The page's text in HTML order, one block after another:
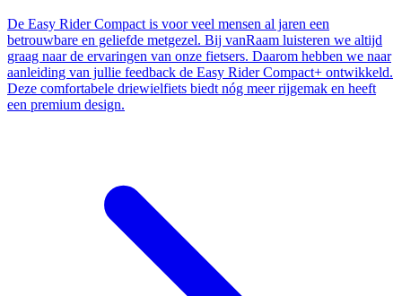
De Easy Rider Compact is voor veel mensen al jaren een
betrouwbare en geliefde metgezel. Bij vanRaam luisteren we altijd
graag naar de ervaringen van onze fietsers. Daarom hebben we naar
aanleiding van jullie feedback de Easy Rider Compact+ ontwikkeld.
Deze comfortabele driewielfiets biedt nóg meer rijgemak en heeft
een premium design.